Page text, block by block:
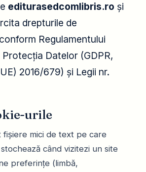
editurasedcomlibris.ro și
drepturile de
Regulamentului
Datelor (GDPR,
2016/679) și Legii nr.
urile
fișiere mici de text pe care
când vizitezi un site
preferințe (limbă,